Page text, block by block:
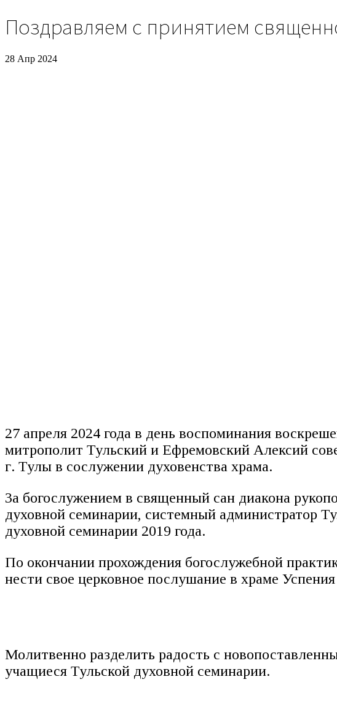
Поздравляем с принятием
28 Апр 2024
27 апреля 2024 года в день воспоминания
митрополит Тульский и Ефремовский Алексий
г. Тулы в сослужении духовенства храма.
За богослужением в священный сан диакона
духовной семинарии, системный администратор
духовной семинарии 2019 года.
По окончании прохождения богослужебной
нести свое церковное послушание в храме
Молитвенно разделить радость с
учащиеся Тульской духовной семинарии.